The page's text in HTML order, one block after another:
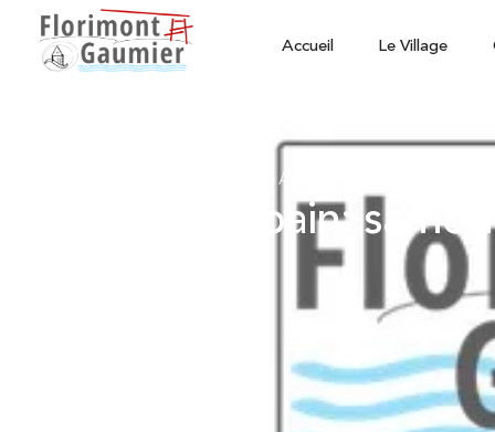
Accueil Le Village
-Animations
Fete du pain: